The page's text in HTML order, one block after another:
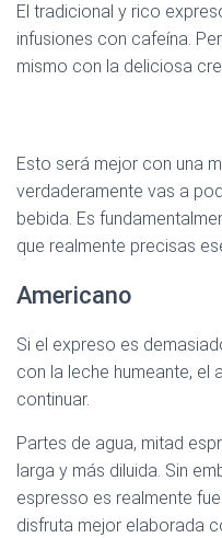
El tradicional y rico
infusiones con cafeína.
mismo con la deliciosa
Esto será mejor con una
verdaderamente vas a
bebida. Es
que realmente precisas
Americano
Si el expreso es
con la leche humeante, el
continuar.
Partes de agua, mitad
larga y más diluida. Sin
espresso es realmente
disfruta mejor elaborada